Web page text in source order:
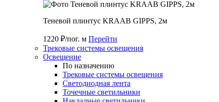
Теневой плинтус KRAAB GIPPS, 2м
1220 ₽/пог. м Перейти
Трековые системы освещения
Освещение
По назначению
Трековые системы освещения
Светодиодная лента
Точечные светильники